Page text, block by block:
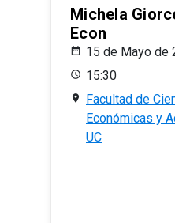
Michela
Econ
15 de Mayo de
15:30
Facultad de
Económicas y
UC